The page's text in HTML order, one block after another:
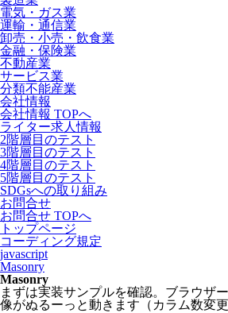
電気・ガス業
運輸・通信業
卸売・小売・飲食業
金融・保険業
不動産業
サービス業
分類不能産業
会社情報
会社情報 TOPへ
ライター求人情報
2階層目のテスト
3階層目のテスト
4階層目のテスト
5階層目のテスト
SDGsへの取り組み
お問合せ
お問合せ TOPへ
トップページ
コーディング規定
javascript
Masonry
Masonry
まずは実装サンプルを確認。ブラウザ
像がぬるーっと動きます（カラム数変更